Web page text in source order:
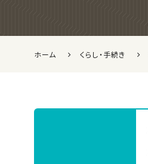
ホーム くらし・手続き